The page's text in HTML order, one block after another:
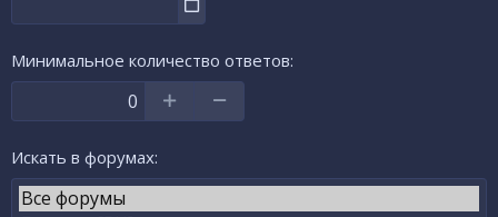
Минимальное количество ответов
Искать в форумах